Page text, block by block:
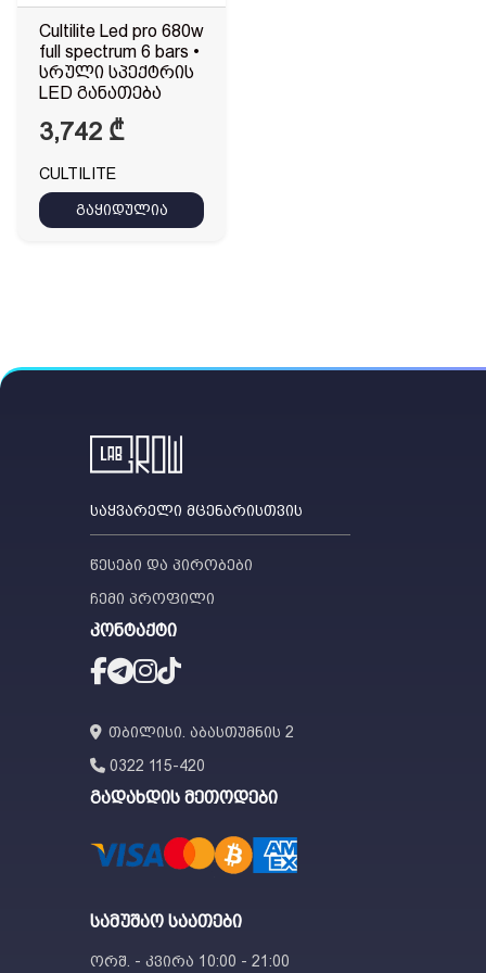
Cultilite Led pro 680w
full spectrum 6 bars •
სრული სპექტრის
LED განათება
3,742 ₾
CULTILITE
გაყიდულია
საყვარელი მცენარისთვის
წესები და პირობები
ჩემი პროფილი
კონტაქტი
თბილისი. აბასთუმნის 2
0322 115-420
გადახდის მეთოდები
სამუშაო საათები
ორშ. - კვირა 10:00 - 21:00